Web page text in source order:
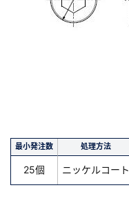
最小発注数 処理方法
25個 ニッケルコート